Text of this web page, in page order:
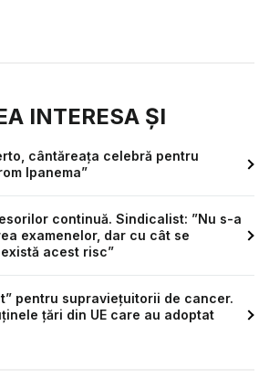
INTERESA ȘI
cântăreața celebră pentru
Ipanema”
continuă. Sindicalist: ”Nu s-a
examenelor, dar cu cât se
acest risc”
pentru supraviețuitorii de cancer.
țări din UE care au adoptat